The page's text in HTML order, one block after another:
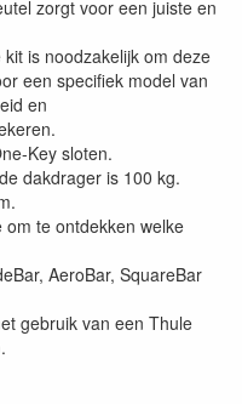
zorgt voor een juiste en
is noodzakelijk om deze
een specifiek model van
en
Key sloten.
dakdrager is 100 kg.
te ontdekken welke
AeroBar, SquareBar
gebruik van een Thule